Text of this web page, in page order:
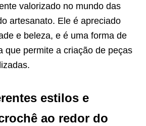
valorizado no mundo das
artesanato. Ele é apreciado
e beleza, e é uma forma de
que permite a criação de peças
estilos e
ao redor do